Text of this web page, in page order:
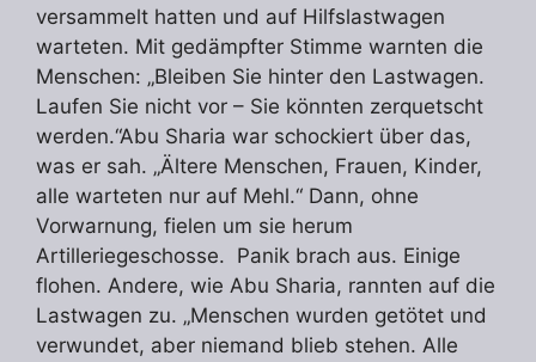
versammelt hatten und auf Hilfslastwagen
warteten. Mit gedämpfter Stimme warnten die
Menschen: „Bleiben Sie hinter den Lastwagen.
Laufen Sie nicht vor – Sie könnten zerquetscht
werden.“Abu Sharia war schockiert über das,
was er sah. „Ältere Menschen, Frauen, Kinder,
alle warteten nur auf Mehl.“ Dann, ohne
Vorwarnung, fielen um sie herum
Artilleriegeschosse. Panik brach aus. Einige
flohen. Andere, wie Abu Sharia, rannten auf die
Lastwagen zu. „Menschen wurden getötet und
verwundet, aber niemand blieb stehen. Alle